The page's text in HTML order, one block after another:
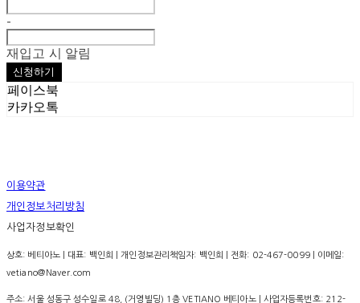
-
재입고 시 알림
신청하기
페이스북
카카오톡
이용약관
개인정보처리방침
사업자정보확인
상호: 베티아노 | 대표: 백인희 | 개인정보관리책임자: 백인희 | 전화: 02-467-0099 | 이메일:
vetiano@Naver.com
주소: 서울 성동구 성수일로 48, (거영빌딩) 1층 VETIANO 베티아노 | 사업자등록번호: 212-